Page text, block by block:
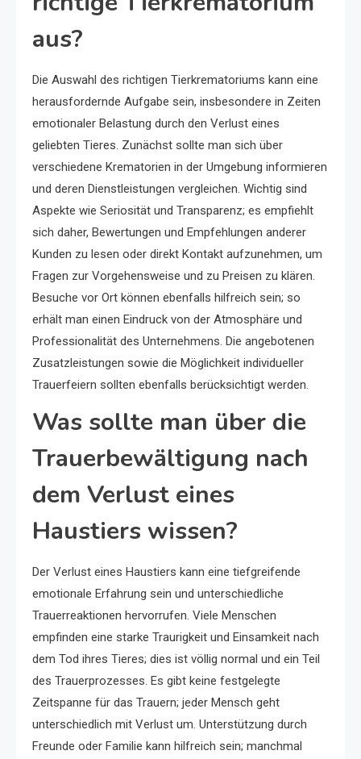
aus?
Die Auswahl des richtigen Tierkrematoriums kann eine
herausfordernde Aufgabe sein, insbesondere in Zeiten
emotionaler Belastung durch den Verlust eines
geliebten Tieres. Zunächst sollte man sich über
verschiedene Krematorien in der Umgebung informieren
und deren Dienstleistungen vergleichen. Wichtig sind
Aspekte wie Seriosität und Transparenz; es empfiehlt
sich daher, Bewertungen und Empfehlungen anderer
Kunden zu lesen oder direkt Kontakt aufzunehmen, um
Fragen zur Vorgehensweise und zu Preisen zu klären.
Besuche vor Ort können ebenfalls hilfreich sein; so
erhält man einen Eindruck von der Atmosphäre und
Professionalität des Unternehmens. Die angebotenen
Zusatzleistungen sowie die Möglichkeit individueller
Trauerfeiern sollten ebenfalls berücksichtigt werden.
Was sollte man über die
Trauerbewältigung nach
dem Verlust eines
Haustiers wissen?
Der Verlust eines Haustiers kann eine tiefgreifende
emotionale Erfahrung sein und unterschiedliche
Trauerreaktionen hervorrufen. Viele Menschen
empfinden eine starke Traurigkeit und Einsamkeit nach
dem Tod ihres Tieres; dies ist völlig normal und ein Teil
des Trauerprozesses. Es gibt keine festgelegte
Zeitspanne für das Trauern; jeder Mensch geht
unterschiedlich mit Verlust um. Unterstützung durch
Freunde oder Familie kann hilfreich sein; manchmal